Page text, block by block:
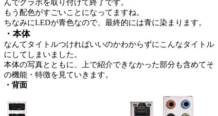
んでグラボを取り付けて終了です。
もう配色がすごいことになってますね。
ちなみにLEDが青色なので、最終的には青に染まります。
・本体
なんてタイトルつければいいのかわからずにこんなタイトル
にしてしまいました。
本体の写真とともに、上で紹介できなかった部分も含めてそ
の機能・特徴を見ていきます。
・背面